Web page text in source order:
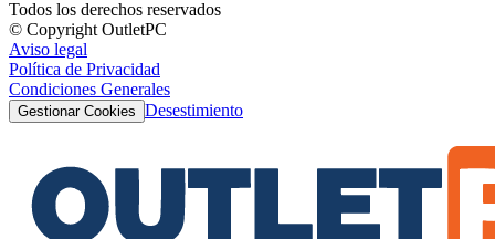
Todos los derechos reservados
© Copyright OutletPC
Aviso legal
Política de Privacidad
Condiciones Generales
Gestionar Cookies Desestimiento